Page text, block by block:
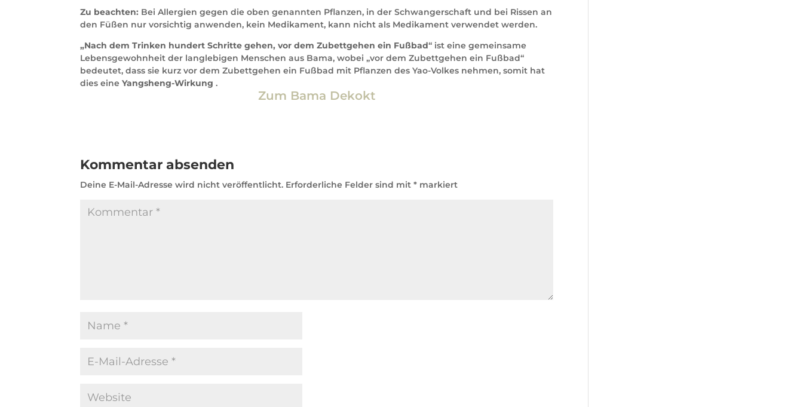
Zu beachten: Bei Allergien gegen die oben genannten Pflanzen, in der Schwangerschaft und bei Rissen an
den Füßen nur vorsichtig anwenden, kein Medikament, kann nicht als Medikament verwendet werden.
„Nach dem Trinken hundert Schritte gehen, vor dem Zubettgehen ein Fußbad“ ist eine gemeinsame
Lebensgewohnheit der langlebigen Menschen aus Bama, wobei „vor dem Zubettgehen ein Fußbad“
bedeutet, dass sie kurz vor dem Zubettgehen ein Fußbad mit Pflanzen des Yao-Volkes nehmen, somit hat
dies eineYangsheng-Wirkung .
Zum Bama Dekokt
Kommentar absenden
Deine E-Mail-Adresse wird nicht veröffentlicht. Erforderliche Felder sind mit* markiert